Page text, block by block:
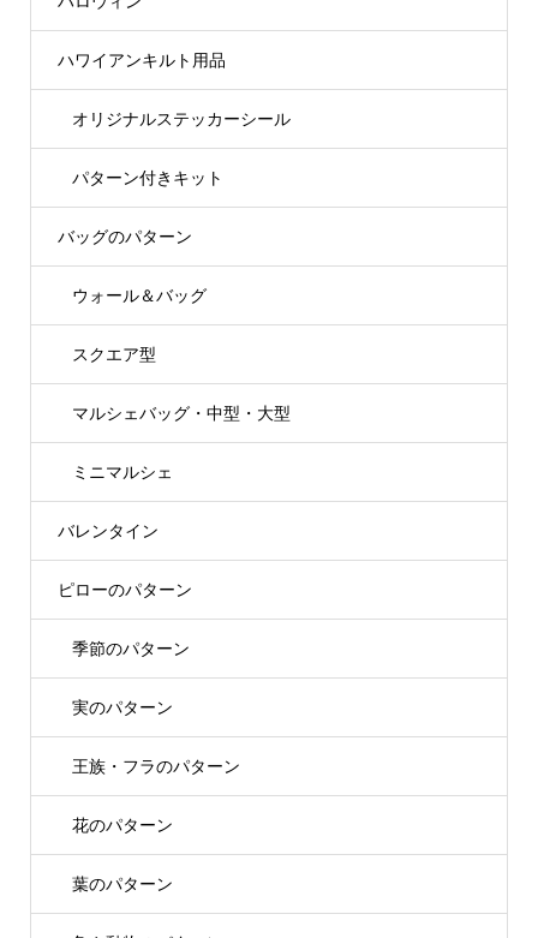
ハワイアンキルト用品
オリジナルステッカーシール
パターン付きキット
バッグのパターン
ウォール＆バッグ
スクエア型
マルシェバッグ・中型・大型
ミニマルシェ
バレンタイン
ピローのパターン
季節のパターン
実のパターン
王族・フラのパターン
花のパターン
葉のパターン